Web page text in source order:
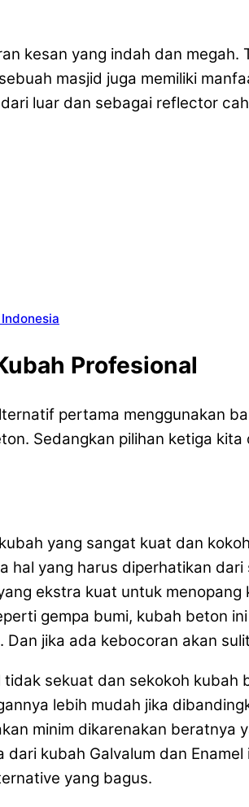
kesan yang indah dan megah.
masjid juga memiliki
luar dan sebagai reflector
Profesional
pertama menggunakan
Sedangkan pilihan ketiga
yang sangat kuat dan
yang harus diperhatikan
ekstra kuat untuk
gempa bumi, kubah beton
jika ada kebocoran akan
sekuat dan sekokoh
lebih mudah jika
minim dikarenakan beratnya
kubah Galvalum dan
yang bagus.